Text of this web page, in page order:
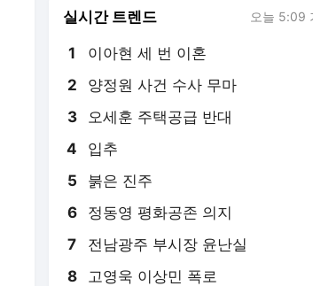
실시간 트렌드 오늘 5:09
1 이아현 세 번 이혼
2 양정원 사건 수사 무마
3 오세훈 주택공급 반대
4 입추
5 붉은 진주
6 정동영 평화공존 의지
7 전남광주 부시장 윤난실
8 고영욱 이상민 폭로